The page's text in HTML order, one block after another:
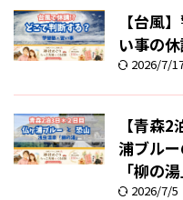
【台風
い事の
2026/7/
【青森
浦ブル
「柳の
2026/7/5